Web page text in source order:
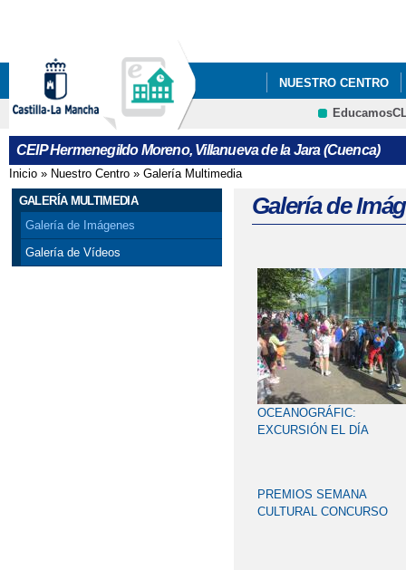
NUESTRO CENTRO
CONVOCATORIA
ELECCIONES AL
PATRULLAS VERDES
CRFP
CEIP Hermenegildo Moreno, Villanueva de la Jara (Cuenca)
Se encuentra usted aquí
Inicio » Nuestro Centro » Galería Multimedia
GALERÍA MULTIMEDIA
Galería de Imágenes
Galería de Vídeos
Galería de
OCEANOGRÁFIC:
EXCURSIÓN EL DÍA
PREMIOS SEMANA
CULTURAL CONCURSO
Páginas